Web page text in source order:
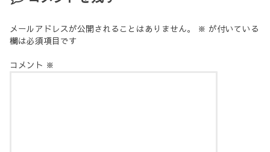
メールアドレスが公開されることはありません。 ※ が付いている
欄は必須項目です
コメント ※